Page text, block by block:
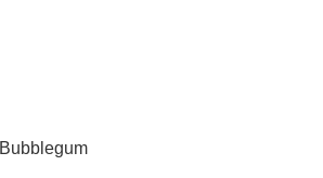
Bubblegum